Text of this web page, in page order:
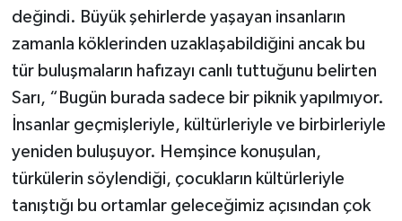
değindi. Büyük şehirlerde yaşayan insanların
zamanla köklerinden uzaklaşabildiğini ancak bu
tür buluşmaların hafızayı canlı tuttuğunu belirten
Sarı, “Bugün burada sadece bir piknik yapılmıyor.
İnsanlar geçmişleriyle, kültürleriyle ve birbirleriyle
yeniden buluşuyor. Hemşince konuşulan,
türkülerin söylendiği, çocukların kültürleriyle
tanıştığı bu ortamlar geleceğimiz açısından çok